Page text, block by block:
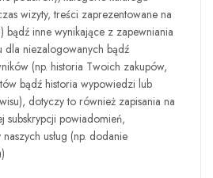
wizyty, treści zaprezentowane na
bądź inne wynikające z zapewniania
dla niezalogowanych bądź
(np. historia Twoich zakupów,
bądź historia wypowiedzi lub
dotyczy to również zapisania na
subskrypcji powiadomień,
usług (np. dodanie